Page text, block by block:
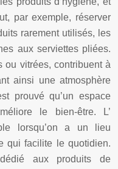
par exemple, réserver
rarement utilisés, les
aux serviettes pliées.
ou vitrées, contribuent à
ainsi une atmosphère
prouvé qu’un espace
le bien-être. L’
lorsqu’on a un lieu
qui facilite le quotidien.
aux produits de